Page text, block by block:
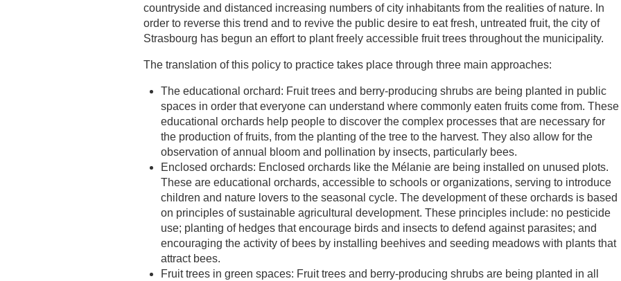
countryside and distanced increasing numbers of city inhabitants from the realities of nature. In
order to reverse this trend and to revive the public desire to eat fresh, untreated fruit, the city of
Strasbourg has begun an effort to plant freely accessible fruit trees throughout the municipality.
The translation of this policy to practice takes place through three main approaches:
The educational orchard: Fruit trees and berry-producing shrubs are being planted in public
spaces in order that everyone can understand where commonly eaten fruits come from. These
educational orchards help people to discover the complex processes that are necessary for
the production of fruits, from the planting of the tree to the harvest. They also allow for the
observation of annual bloom and pollination by insects, particularly bees.
Enclosed orchards: Enclosed orchards like the Mélanie are being installed on unused plots.
These are educational orchards, accessible to schools or organizations, serving to introduce
children and nature lovers to the seasonal cycle. The development of these orchards is based
on principles of sustainable agricultural development. These principles include: no pesticide
use; planting of hedges that encourage birds and insects to defend against parasites; and
encouraging the activity of bees by installing beehives and seeding meadows with plants that
attract bees.
Fruit trees in green spaces: Fruit trees and berry-producing shrubs are being planted in all